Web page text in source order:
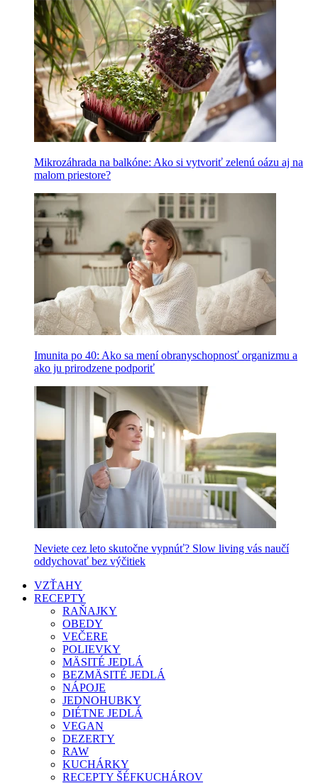
Mikrozáhrada na balkóne: Ako si vytvoriť zelenú oázu aj na
malom priestore?
Imunita po 40: Ako sa mení obranyschopnosť organizmu a
ako ju prirodzene podporiť
Neviete cez leto skutočne vypnúť? Slow living vás naučí
oddychovať bez výčitiek
VZŤAHY
RECEPTY
RAŇAJKY
OBEDY
VEČERE
POLIEVKY
MÄSITÉ JEDLÁ
BEZMÄSITÉ JEDLÁ
NÁPOJE
JEDNOHUBKY
DIÉTNE JEDLÁ
VEGAN
DEZERTY
RAW
KUCHÁRKY
RECEPTY ŠÉFKUCHÁROV